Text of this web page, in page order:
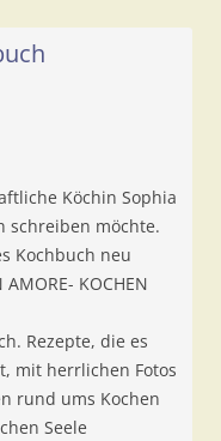
Köchin Sophia
schreiben möchte.
Kochbuch neu
KOCHEN
Rezepte, die es
mit herrlichen Fotos
rund ums Kochen
Seele